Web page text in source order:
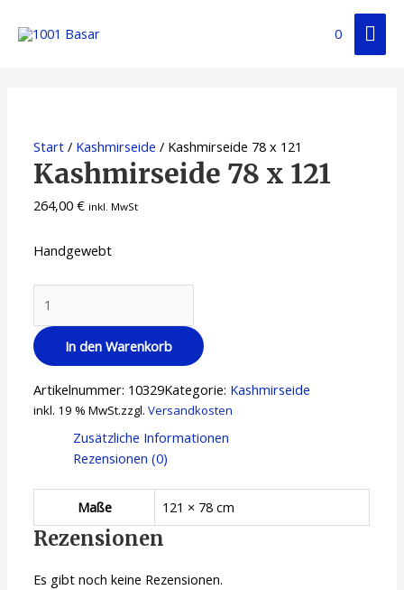
0
Start / Kashmirseide / Kashmirseide 78 x 121
Kashmirseide 78 x 121
264,00€ inkl. MwSt
Handgewebt
In den Warenkorb
Artikelnummer: 10329Kategorie: Kashmirseide
inkl. 19 % MwSt.zzgl.Versandkosten
Zusätzliche Informationen
Rezensionen (0)
Maße 121 × 78 cm
Rezensionen
Es gibt noch keine Rezensionen.